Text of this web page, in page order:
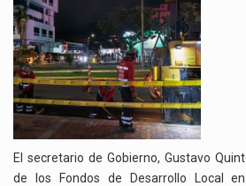
El secretario de Gobierno, Gustavo
de los Fondos de Desarrollo Local